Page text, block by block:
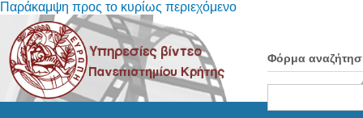
Παράκαμψη προς το κυρίως περιεχόμενο
Φόρμα